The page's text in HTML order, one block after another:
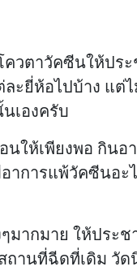
ควตาวัคซีนให้ปร
ะยี่ห้อไปบ้าง แต่
เองครับ
ให้เพียงพอ กิน
าการแพ้วัคซีนอะ
ากมาย ให้ประ
ถานที่ฉีดที่เดิม วั